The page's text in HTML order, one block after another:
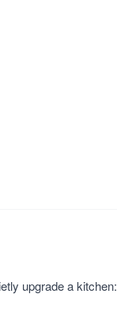
upgrade a kitchen: